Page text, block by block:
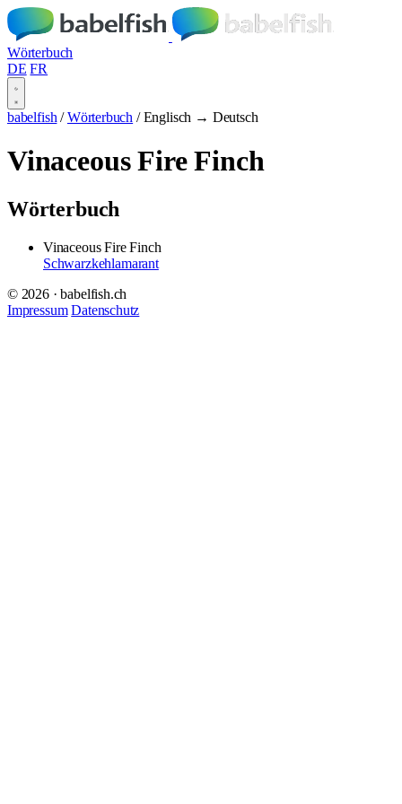
Wörterbuch
DE FR
babelfish / Wörterbuch / Englisch → Deutsch
Vinaceous Fire Finch
Wörterbuch
Vinaceous Fire Finch
Schwarzkehlamarant
© 2026 · babelfish.ch
Impressum Datenschutz